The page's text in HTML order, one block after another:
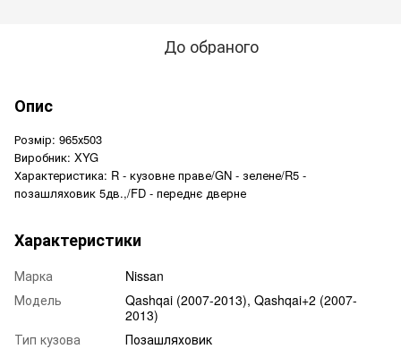
До обраного
Опис
Розмір: 965х503
Виробник: XYG
Характеристика: R - кузовне праве/GN - зелене/R5 -
позашляховик 5дв.,/FD - переднє дверне
Характеристики
Марка
Nissan
Модель
Qashqai (2007-2013), Qashqai+2 (2007-
2013)
Тип кузова
Позашляховик